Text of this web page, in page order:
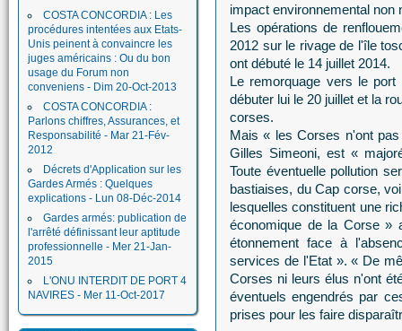
COSTA CONCORDIA : Les
procédures intentées aux Etats-
Unis peinent à convaincre les
juges américains : Ou du bon
usage du Forum non
conveniens - Dim 20-Oct-2013
COSTA CONCORDIA :
Parlons chiffres, Assurances, et
Responsabilité - Mar 21-Fév-
2012
Décrets d'Application sur les
Gardes Armés : Quelques
explications - Lun 08-Déc-2014
Gardes armés: publication de
l'arrêté définissant leur aptitude
professionnelle - Mer 21-Jan-
2015
L'ONU INTERDIT DE PORT 4
NAVIRES - Mer 11-Oct-2017
impact environnemental non
Les opérations de
2012 sur le rivage de l'île
ont débuté le 14 juillet 2014.
Le remorquage vers le
débuter lui le 20 juillet et la
corses.
Mais « les Corses n'ont
Gilles Simeoni, est «
Toute éventuelle pollution
bastiaises, du Cap corse,
lesquelles constituent une
économique de la Corse »
étonnement face à
services de l'Etat ». « De
Corses ni leurs élus n'ont
éventuels engendrés par
prises pour les faire